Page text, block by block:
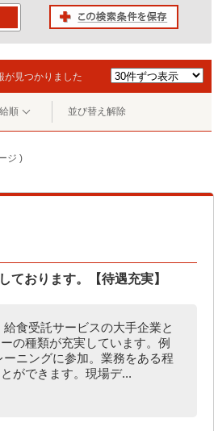
が見つかりました
順 並び替え解除
ジ )
ております。【待遇充実】
食受託サービスの大手企業と
の種類が充実しています。例
ニングに参加。業務をある程
ができます。現場デ...